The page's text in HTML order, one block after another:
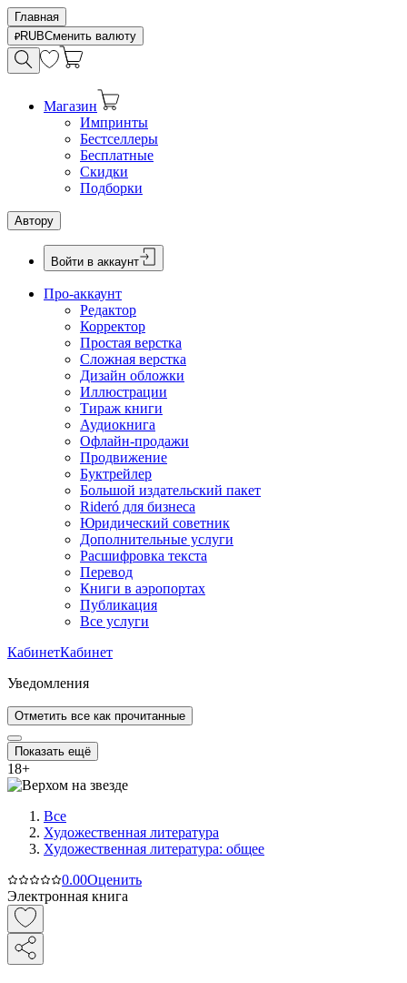
Главная
RUBСменить валюту
Магазин
Импринты
Бестселлеры
Бесплатные
Скидки
Подборки
Автору
Войти в аккаунт
Про-аккаунт
Редактор
Корректор
Простая верстка
Сложная верстка
Дизайн обложки
Иллюстрации
Тираж книги
Аудиокнига
Офлайн-продажи
Продвижение
Буктрейлер
Большой издательский пакет
Rideró для бизнеса
Юридический советник
Дополнительные услуги
Расшифровка текста
Перевод
Книги в аэропортах
Публикация
Все услуги
КабинетКабинет
Уведомления
Отметить все как прочитанные
Показать ещё
18+
Все
Художественная литература
Художественная литература: общее
0.00Оценить
Электронная книга